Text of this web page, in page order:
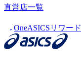
直営店一覧
OneASICSリワード